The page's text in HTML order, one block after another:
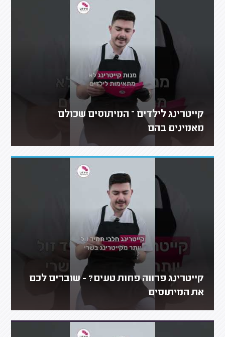
קייטרינג לילדים – המיתוסים שכולם
מאמינים בהם
קייטרינג פרווה פחות טעים? - שוברים לכם
את המיתוסים